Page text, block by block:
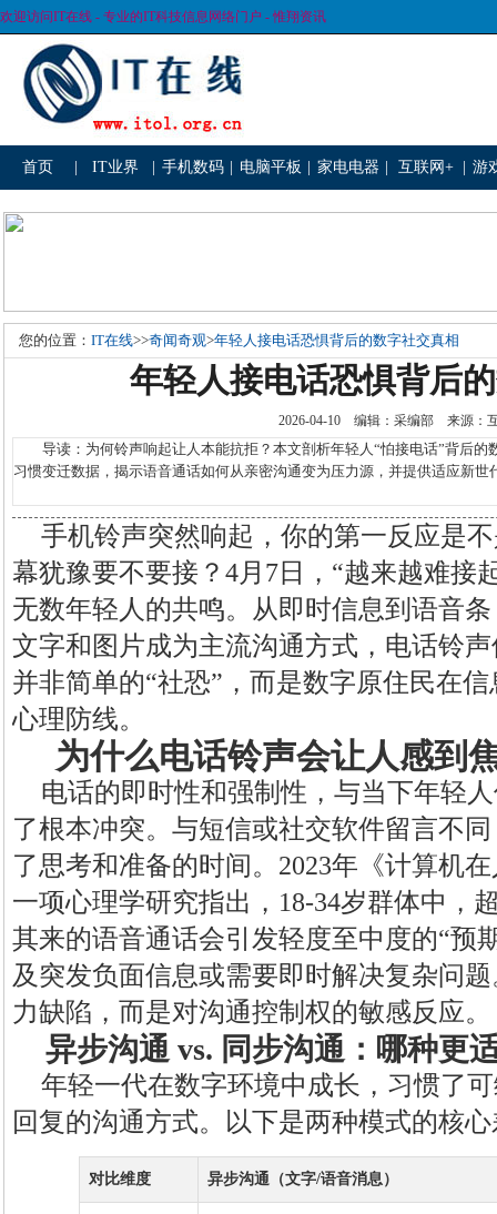
欢迎访问IT在线 - 专业的IT科技信息网络门户 - 惟翔资讯
首页 IT业界 手机数码 电脑平板 家电电器 互联网+ 游
您的位置： IT在线>>奇闻奇观>年轻人接电话恐惧背后的数字社交真相
年轻人接电话恐惧背后
2026-04-10 编辑：采编部 来源
导读：为何铃声响起让人本能抗拒？本文剖析年轻人“怕接电话”背后的
习惯变迁数据，揭示语音通话如何从亲密沟通变为压力源，并提供适应新世
手机铃声突然响起，你的第一反应是
幕犹豫要不要接？4月7日，“越来越难接
无数年轻人的共鸣。从即时信息到语音
文字和图片成为主流沟通方式，电话铃
并非简单的“社恐”，而是数字原住民在
心理防线。
为什么电话铃声会让人感到
电话的即时性和强制性，与当下年轻
了根本冲突。与短信或社交软件留言不
了思考和准备的时间。2023年《计算机
一项心理学研究指出，18-34岁群体中，
其来的语音通话会引发轻度至中度的“预
及突发负面信息或需要即时解决复杂问
力缺陷，而是对沟通控制权的敏感反应。
异步沟通 vs. 同步沟通：哪种更
年轻一代在数字环境中成长，习惯了
回复的沟通方式。以下是两种模式的核
对比维度 异步沟通（文字/语音消息）